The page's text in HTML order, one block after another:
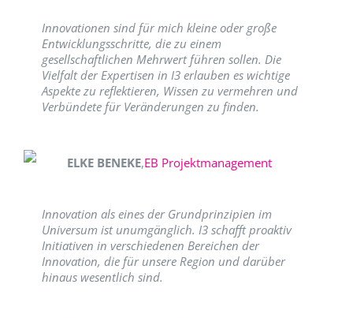
Innovationen sind für mich kleine oder große
Entwicklungsschritte, die zu einem
gesellschaftlichen Mehrwert führen sollen. Die
Vielfalt der Expertisen in I3 erlauben es wichtige
Aspekte zu reflektieren, Wissen zu vermehren und
Verbündete für Veränderungen zu finden.
ELKE BENEKE,EB Projektmanagement
Innovation als eines der Grundprinzipien im
Universum ist unumgänglich. I3 schafft proaktiv
Initiativen in verschiedenen Bereichen der
Innovation, die für unsere Region und darüber
hinaus wesentlich sind.